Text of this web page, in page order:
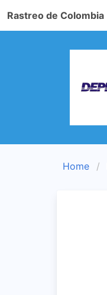
Rastreo de Colombia
Home